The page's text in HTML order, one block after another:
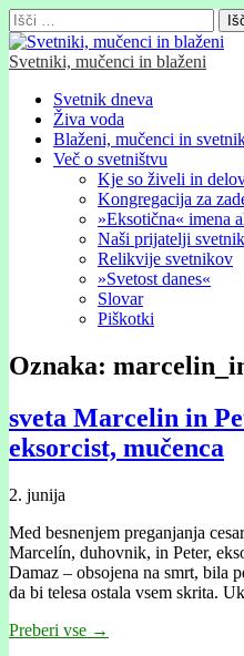
Išči:
Svetniki, mučenci in blaženi
Glavni
meni
Skip
content
Svetnik dneva
Živa voda
Blaženi, mučenci in
Več o svetništvu
Kje so živeli in
Kongregacija za
»Eksotična« imena
Naši prijatelji
Relikvije svetnikov
»Svetost danes«
Slovar
Piškotki
Oznaka:
sveta Marcelin in
eksorcist, mučenca
2. junija
Med besnenjem preganjanja
Marcelín, duhovnik, in Peter,
Damaz – obsojena na smrt, bila
da bi telesa ostala vsem skrita.
Preberi vse →